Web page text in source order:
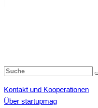
Kontakt und Kooperationen
Über startupmag